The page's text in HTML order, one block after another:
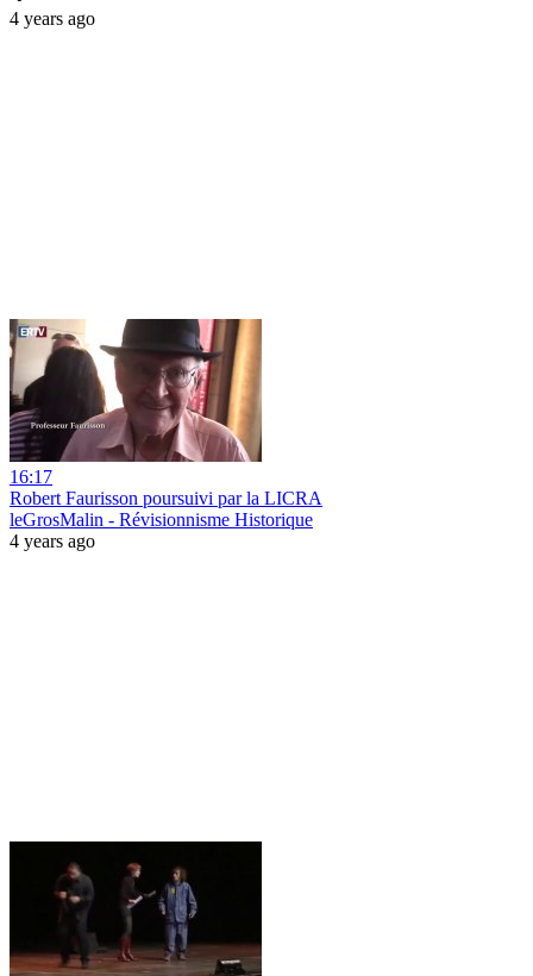
4 years ago
16:17
Robert Faurisson poursuivi par la LICRA
leGrosMalin - Révisionnisme Historique
4 years ago